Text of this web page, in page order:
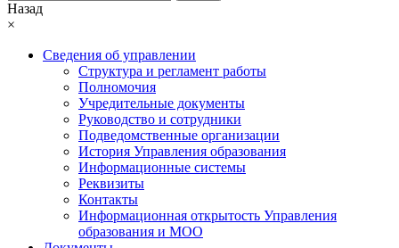
Назад
×
Сведения об управлении
Структура и регламент работы
Полномочия
Учредительные документы
Руководство и сотрудники
Подведомственные организации
История Управления образования
Информационные системы
Реквизиты
Контакты
Информационная открытость Управления
образования и МОО